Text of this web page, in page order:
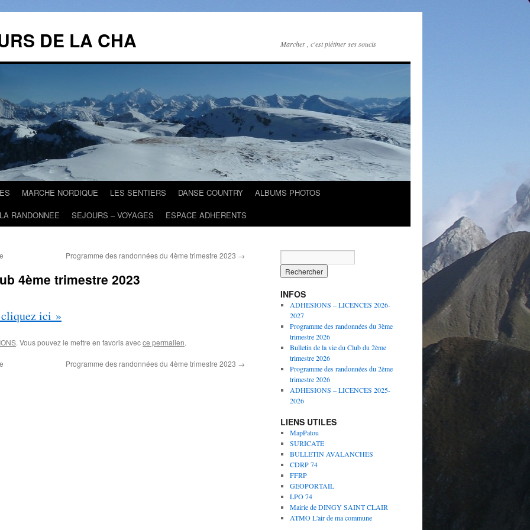
DE LA CHA Marcher , c'est piétiner ses soucis
MARCHE NORDIQUE LES SENTIERS DANSE COUNTRY
ALBUMS PHOTOS
RANDONNEE SEJOURS – VOYAGES ESPACE ADHERENTS
Programme des randonnées du 4ème trimestre 2023 →
4ème trimestre 2023
ici »
. Vous pouvez le mettre en favoris avecce permalien.
Programme des randonnées du 4ème trimestre 2023 →
INFOS
ADHESIONS – LICENCES 2026-
2027
Programme des randonnées du 3ème
trimestre 2026
Bulletin de la vie du Club du 2ème
trimestre 2026
Programme des randonnées du 2ème
trimestre 2026
ADHESIONS – LICENCES 2025-
2026
LIENS UTILES
MapPatou
SURICATE
BULLETIN AVALANCHES
CDRP 74
FFRP
GEOPORTAIL
LPO 74
Mairie de DINGY SAINT CLAIR
ATMO L'air de ma commune